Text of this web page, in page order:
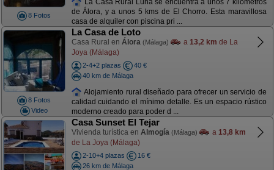
8 Fotos
de Álora, y a unos 5 kms de El Chorro. Esta maravillosa
casa de alquiler con piscina pri ...
8 Fotos
Video
La Casa de Loto
Casa Rural en Álora (Málaga) a 13,2 km de La
Joya (Málaga)
2-4+2 plazas
40 €
40 km de Málaga
Alojamiento rural diseñado para ofrecer un servicio de
calidad cuidando el mínimo detalle. Es un espacio rústico
moderno creado para poder d ...
Casa Sunset El Tejar
Vivienda turística en Almogía (Málaga) a 13,8 km
de La Joya (Málaga)
2-10+4 plazas
16 €
26 km de Málaga